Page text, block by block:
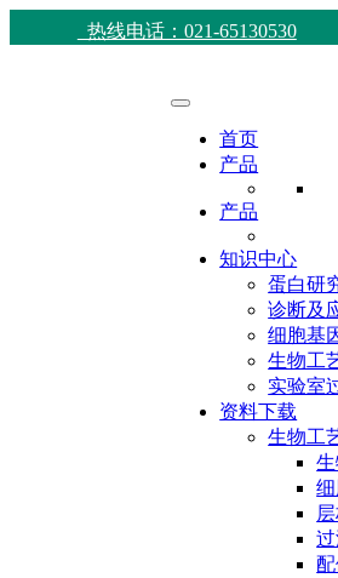
热线电话：021-65130530
首页
产品
产品
知识中心
蛋白研
诊断及
细胞基
生物工
实验室
资料下载
生物工